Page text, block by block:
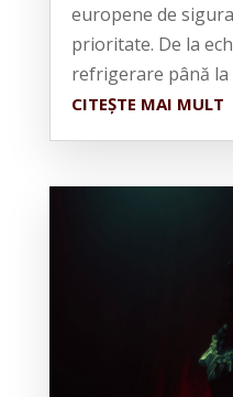
europene de
prioritate. De la
refrigerare până la
CITEȘTE MAI MULT